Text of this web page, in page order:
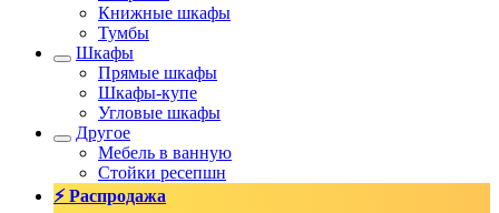
Книжные шкафы
Тумбы
Шкафы
Прямые шкафы
Шкафы-купе
Угловые шкафы
Другое
Мебель в ванную
Стойки ресепшн
⚡ Распродажа